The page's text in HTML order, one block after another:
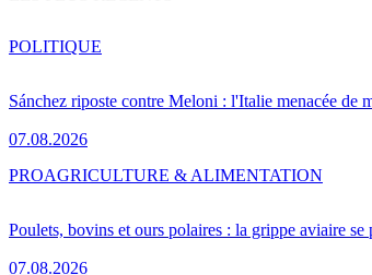
Sánchez riposte contre Meloni : l'Italie menacée de
07.08.2026
POLITIQUE
Poulets, bovins et ours polaires : la grippe aviaire se
07.08.2026
PROAGRICULTURE & ALIMENTATION